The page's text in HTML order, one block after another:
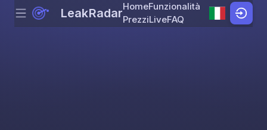
Skip to content
Menu LeakRadarHomeFunzionalità
PrezziLiveFAQ